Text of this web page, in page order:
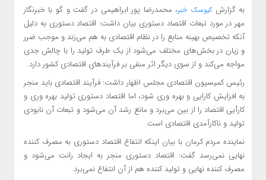
به گزارش کیوسک خبر، محمدرضا پور ابراهیمی در گفت و گو با خبرنگار
مهر در مورد تبعات اقتصاد دستوری بیان داشت: اقتصاد دستوری به دلیل
آنکه تخصیص بهینه منابع را در نظام اقتصادی به هم می‌زند و موجب ضرر
و زیان در بخش‌های مختلف می‌شود از یک طرف تولید را با چالش جدی
مواجه می‌کند و از سوی دیگر اثر منفی بر فرآیندهای اقتصادی کشور دارد.
رئیس کمیسیون اقتصادی مجلس اظهار داشت: فرآیند اقتصادی باید منجر
به افزایش کارایی و بهره وری شود، اما اقتصاد دستوری تولید بهره وری و
کارآیی اقتصاد را از بین می‌برد و مانع رشد آن می‌شود و تبعات آن نابودی
تولید و ناکارآمدی اقتصادی است.
نماینده مردم کرمان با بیان اینکه انتفاع اقتصاد دستوری به مصرف کننده
نهایی نمی‌رسد گفت: اقتصاد دستوری منجر به ایجاد رانت می‌شود و
مصرف کننده نهایی و تولید کننده هم از آن انتفاع نمی‌برد.